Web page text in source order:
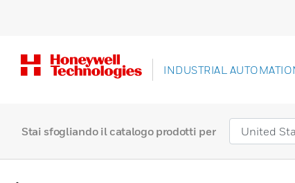
INDUSTRIAL
Stai sfogliando il catalogo prodotti per